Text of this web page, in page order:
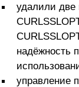
удалили две
надёжность
управление